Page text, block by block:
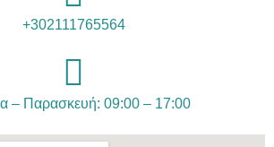
+302111765564
– Παρασκευή: 09:00 – 17:00